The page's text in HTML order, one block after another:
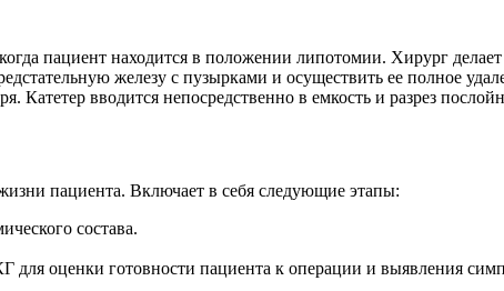
пациент находится в положении липотомии. Хирург
железу с пузырками и осуществить ее полное
вводится непосредственно в емкость и разрез
пациента. Включает в себя следующие этапы:
состава.
для оценки готовности пациента к операции и выявления